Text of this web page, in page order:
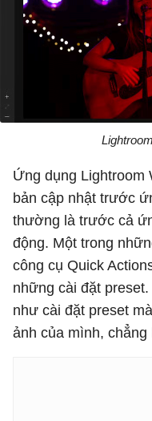
Ứng dụng
bản cập nhật trước
thường là trước cả
động. Một trong
công cụ Quick
những cài đặt
như cài đặt preset
ảnh của mình,